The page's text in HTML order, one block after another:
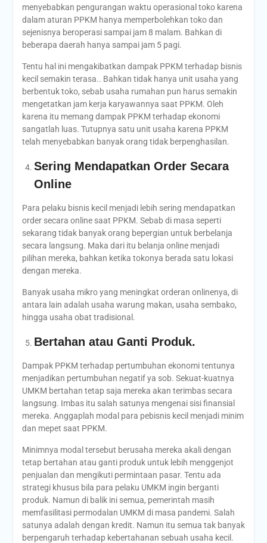
menyebabkan pengurangan waktu operasional toko karena
dalam aturan PPKM hanya memperbolehkan toko dan
sejenisnya beroperasi sampai jam 8 malam. Bahkan di
beberapa daerah hanya sampai jam 5 pagi.
Tentu hal ini mengakibatkan dampak PPKM terhadap bisnis
kecil semakin terasa.. Bahkan tidak hanya unit usaha yang
berbentuk toko, sebab usaha rumahan pun harus semakin
mengetatkan jam kerja karyawannya saat PPKM. Oleh
karena itu memang dampak PPKM terhadap ekonomi
sangatlah luas. Tutupnya satu unit usaha karena PPKM
telah menyebabkan banyak orang tidak berpenghasilan.
Sering Mendapatkan Order Secara
Online
Para pelaku bisnis kecil menjadi lebih sering mendapatkan
order secara online saat PPKM. Sebab di masa seperti
sekarang tidak banyak orang bepergian untuk berbelanja
secara langsung. Maka dari itu belanja online menjadi
pilihan mereka, bahkan ketika tokonya berada satu lokasi
dengan mereka.
Banyak usaha mikro yang meningkat orderan onlinenya, di
antara lain adalah usaha warung makan, usaha sembako,
hingga usaha obat tradisional.
Bertahan atau Ganti Produk.
Dampak PPKM terhadap pertumbuhan ekonomi tentunya
menjadikan pertumbuhan negatif ya sob. Sekuat-kuatnya
UMKM bertahan tetap saja mereka akan terimbas secara
langsung. Imbas itu salah satunya mengenai sisi finansial
mereka. Anggaplah modal para pebisnis kecil menjadi minim
dan mepet saat PPKM.
Minimnya modal tersebut berusaha mereka akali dengan
tetap bertahan atau ganti produk untuk lebih menggenjot
penjualan dan mengikuti permintaan pasar. Tentu ada
strategi khusus bila para pelaku UMKM ingin berganti
produk. Namun di balik ini semua, pemerintah masih
memfasilitasi permodalan UMKM di masa pandemi. Salah
satunya adalah dengan kredit. Namun itu semua tak banyak
berpengaruh terhadap kebertahanan sebuah usaha kecil.